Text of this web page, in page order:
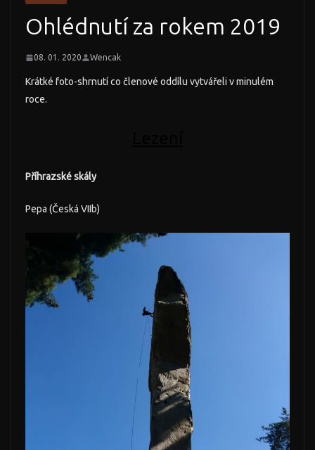
Ohlédnutí za rokem 2019
08. 01. 2020 Wencak
Krátké foto-shrnutí co členové oddílu vytvářeli v minulém
roce.
Příhrazské skály
Pepa (Česká VIIb)